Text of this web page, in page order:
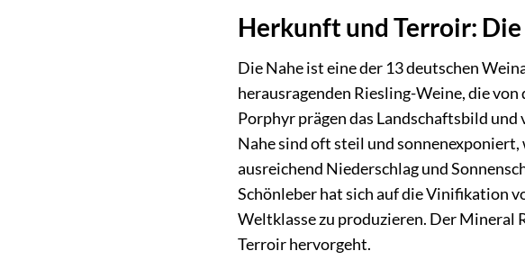
Herkunft und Terroir:
Die Nahe ist eine der 13 deutschen
herausragenden Riesling-Weine, die
Porphyr prägen das Landschaftsbild
Nahe sind oft steil und
ausreichend Niederschlag und
Schönleber hat sich auf die Vinifikation
Weltklasse zu produzieren. Der Mineral
Terroir hervorgeht.